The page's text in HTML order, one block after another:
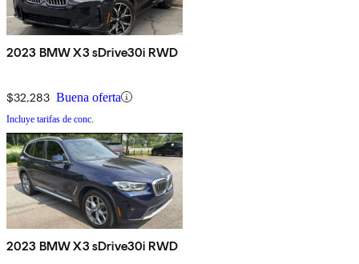
2023 BMW X3 sDrive30i RWD
$32,283 Buena oferta
Incluye tarifas de conc.
2023 BMW X3 sDrive30i RWD